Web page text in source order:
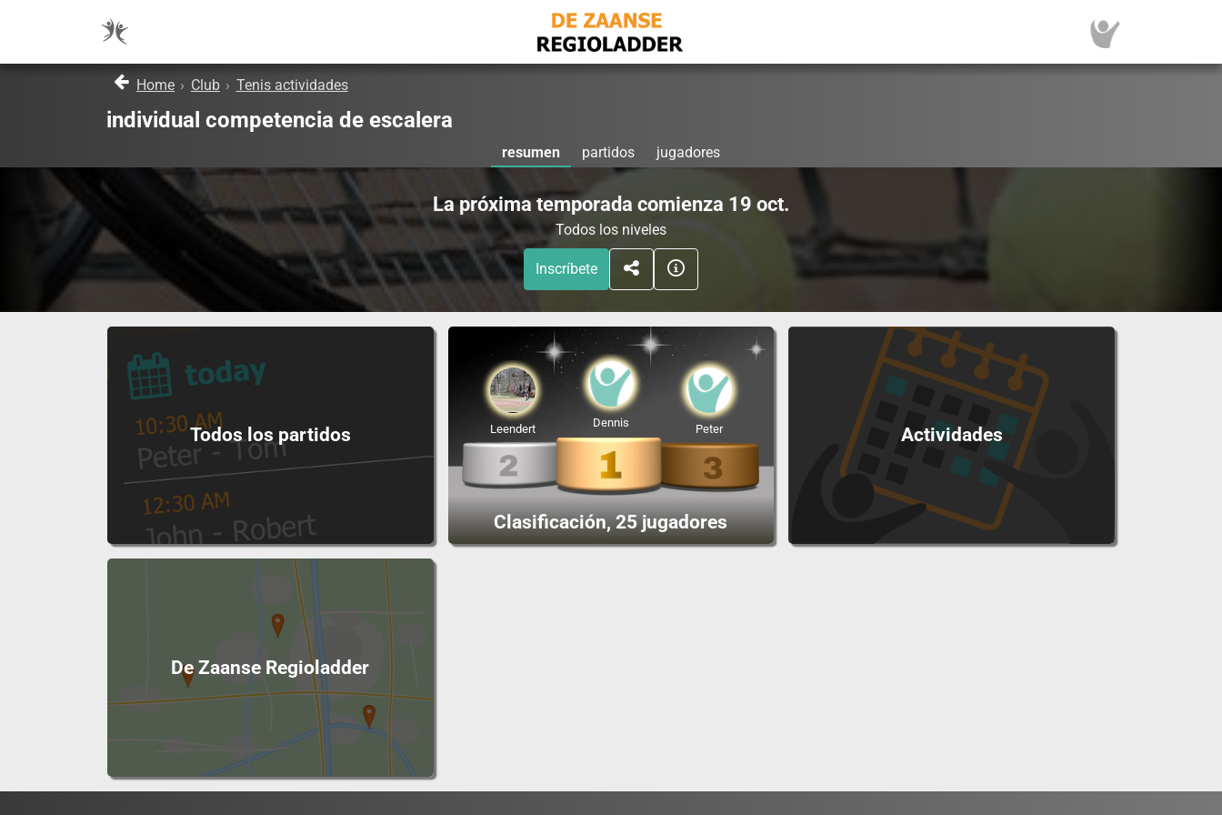
Home › Club › Tenis actividades
individual competencia de escalera
resumen partidos jugadores
La próxima temporada comienza 19 oct.
Todos los niveles
Inscríbete
Todos los partidos
Clasificación, 25 jugadores
Dennis
Leendert Peter Actividades
De Zaanse Regioladder